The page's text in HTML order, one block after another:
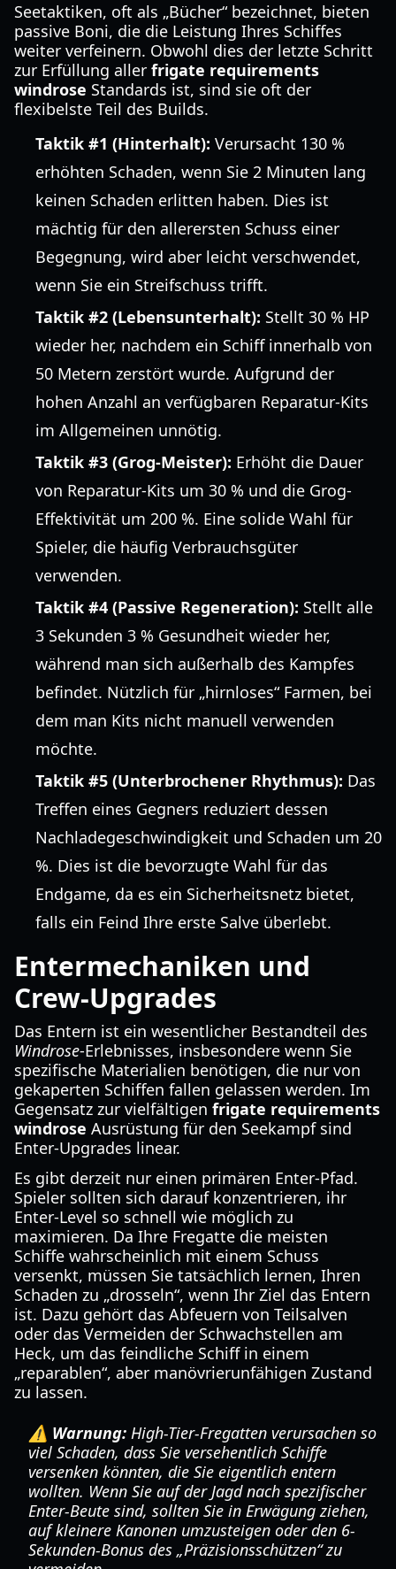
Seetaktiken, oft als „Bücher“ bezeichnet, bieten
passive Boni, die die Leistung Ihres Schiffes
weiter verfeinern. Obwohl dies der letzte Schritt
zur Erfüllung aller frigate requirements
windrose Standards ist, sind sie oft der
flexibelste Teil des Builds.
Taktik #1 (Hinterhalt): Verursacht 130 %
erhöhten Schaden, wenn Sie 2 Minuten lang
keinen Schaden erlitten haben. Dies ist
mächtig für den allerersten Schuss einer
Begegnung, wird aber leicht verschwendet,
wenn Sie ein Streifschuss trifft.
Taktik #2 (Lebensunterhalt): Stellt 30 % HP
wieder her, nachdem ein Schiff innerhalb von
50 Metern zerstört wurde. Aufgrund der
hohen Anzahl an verfügbaren Reparatur-Kits
im Allgemeinen unnötig.
Taktik #3 (Grog-Meister): Erhöht die Dauer
von Reparatur-Kits um 30 % und die Grog-
Effektivität um 200 %. Eine solide Wahl für
Spieler, die häufig Verbrauchsgüter
verwenden.
Taktik #4 (Passive Regeneration): Stellt alle
3 Sekunden 3 % Gesundheit wieder her,
während man sich außerhalb des Kampfes
befindet. Nützlich für „hirnloses“ Farmen, bei
dem man Kits nicht manuell verwenden
möchte.
Taktik #5 (Unterbrochener Rhythmus): Das
Treffen eines Gegners reduziert dessen
Nachladegeschwindigkeit und Schaden um 20
%. Dies ist die bevorzugte Wahl für das
Endgame, da es ein Sicherheitsnetz bietet,
falls ein Feind Ihre erste Salve überlebt.
Entermechaniken und
Crew-Upgrades
Das Entern ist ein wesentlicher Bestandteil des
Windrose-Erlebnisses, insbesondere wenn Sie
spezifische Materialien benötigen, die nur von
gekaperten Schiffen fallen gelassen werden. Im
Gegensatz zur vielfältigen frigate requirements
windrose Ausrüstung für den Seekampf sind
Enter-Upgrades linear.
Es gibt derzeit nur einen primären Enter-Pfad.
Spieler sollten sich darauf konzentrieren, ihr
Enter-Level so schnell wie möglich zu
maximieren. Da Ihre Fregatte die meisten
Schiffe wahrscheinlich mit einem Schuss
versenkt, müssen Sie tatsächlich lernen, Ihren
Schaden zu „drosseln“, wenn Ihr Ziel das Entern
ist. Dazu gehört das Abfeuern von Teilsalven
oder das Vermeiden der Schwachstellen am
Heck, um das feindliche Schiff in einem
„reparablen“, aber manövrierunfähigen Zustand
zu lassen.
⚠️ Warnung: High-Tier-Fregatten verursachen so
viel Schaden, dass Sie versehentlich Schiffe
versenken könnten, die Sie eigentlich entern
wollten. Wenn Sie auf der Jagd nach spezifischer
Enter-Beute sind, sollten Sie in Erwägung ziehen,
auf kleinere Kanonen umzusteigen oder den 6-
Sekunden-Bonus des „Präzisionsschützen“ zu